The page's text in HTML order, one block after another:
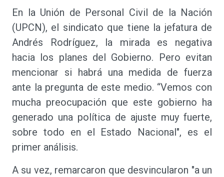
En la Unión de Personal Civil de la Nación
(UPCN), el sindicato que tiene la jefatura de
Andrés Rodríguez, la mirada es negativa
hacia los planes del Gobierno. Pero evitan
mencionar si habrá una medida de fuerza
ante la pregunta de este medio. “Vemos con
mucha preocupación que este gobierno ha
generado una política de ajuste muy fuerte,
sobre todo en el Estado Nacional", es el
primer análisis.
A su vez, remarcaron que desvincularon "a un